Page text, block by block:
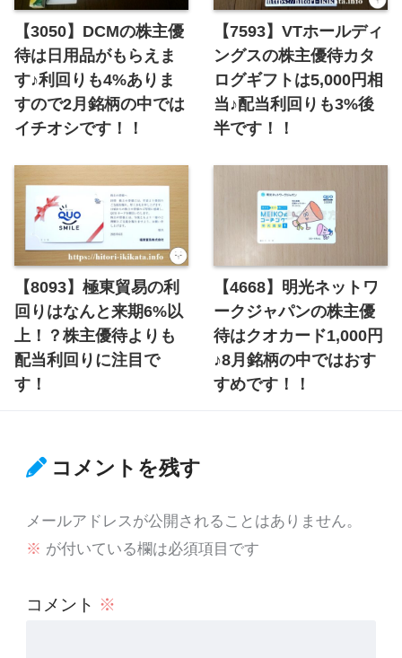
【3050】DCMの株主優
待は日用品がもらえま
す♪利回りも4%ありま
すので2月銘柄の中では
イチオシです！！
【7593】VTホールディ
ングスの株主優待カタ
ログギフトは5,000円相
当♪配当利回りも3%後
半です！！
【8093】極東貿易の利
回りはなんと来期6%以
上！？株主優待よりも
配当利回りに注目で
す！
【4668】明光ネットワ
ークジャパンの株主優
待はクオカード1,000円
♪8月銘柄の中ではおす
すめです！！
コメントを残す
メールアドレスが公開されることはありません。
※ が付いている欄は必須項目です
コメント ※